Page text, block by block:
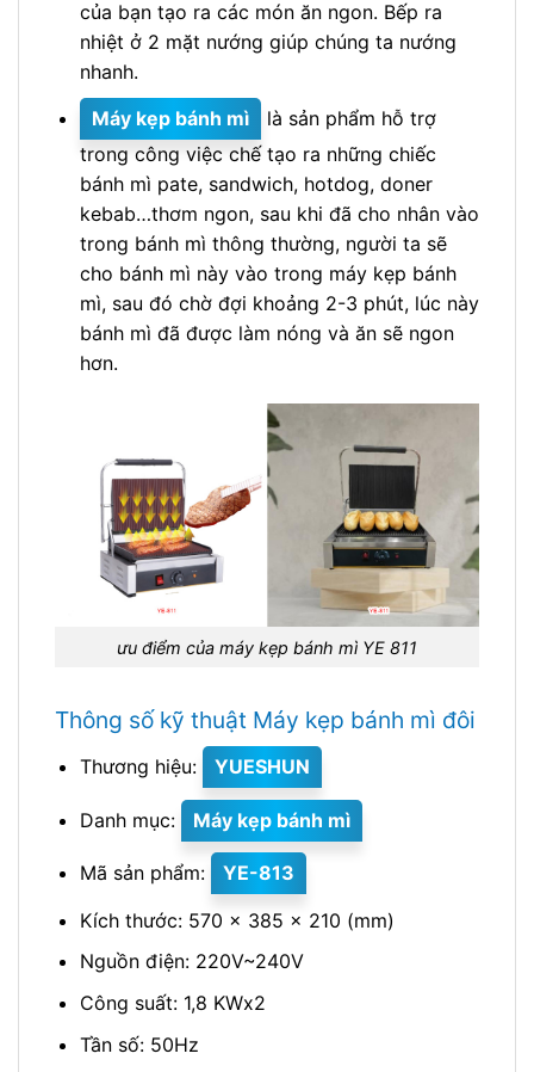
của bạn tạo ra các món ăn ngon. Bếp ra
nhiệt ở 2 mặt nướng giúp chúng ta nướng
nhanh.
Máy kẹp bánh mì
là sản phẩm hỗ trợ
trong công việc chế tạo ra những chiếc
bánh mì pate, sandwich, hotdog, doner
kebab…thơm ngon, sau khi đã cho nhân vào
trong bánh mì thông thường, người ta sẽ
cho bánh mì này vào trong máy kẹp bánh
mì, sau đó chờ đợi khoảng 2-3 phút, lúc này
bánh mì đã được làm nóng và ăn sẽ ngon
hơn.
ưu điểm của máy kẹp bánh mì YE 811
Thông số kỹ thuật Máy kẹp bánh mì đôi
Thương hiệu: YUESHUN
Danh mục: Máy kẹp bánh mì
Mã sản phẩm:
YE-813
Kích thước: 570 x 385 x 210 (mm)
Nguồn điện: 220V~240V
Công suất: 1,8 KWx2
Tần số: 50Hz